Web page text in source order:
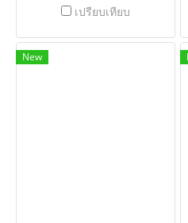
เปรียบเทียบ
New